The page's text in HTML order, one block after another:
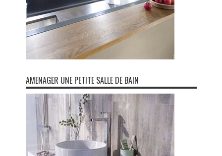
AMENAGER UNE PETITE SALLE DE BAIN